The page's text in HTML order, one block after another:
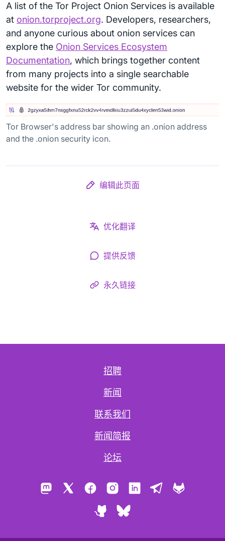
A list of the Tor Project Onion Services is available
at onion.torproject.org. Developers, researchers,
and anyone curious about onion services can
explore the Onion Services Ecosystem
Documentation, which brings together content
from many projects into a single searchable
website for the wider Tor community.
Tor Browser's address bar showing an .onion address
and the .onion security icon.
编辑此页面
优化翻译
提供反馈
永久链接
招聘
新闻
联系我们
新闻简报
论坛
Mastodon FacebookInstagramLinkedInTelegram
GitHubBluesky